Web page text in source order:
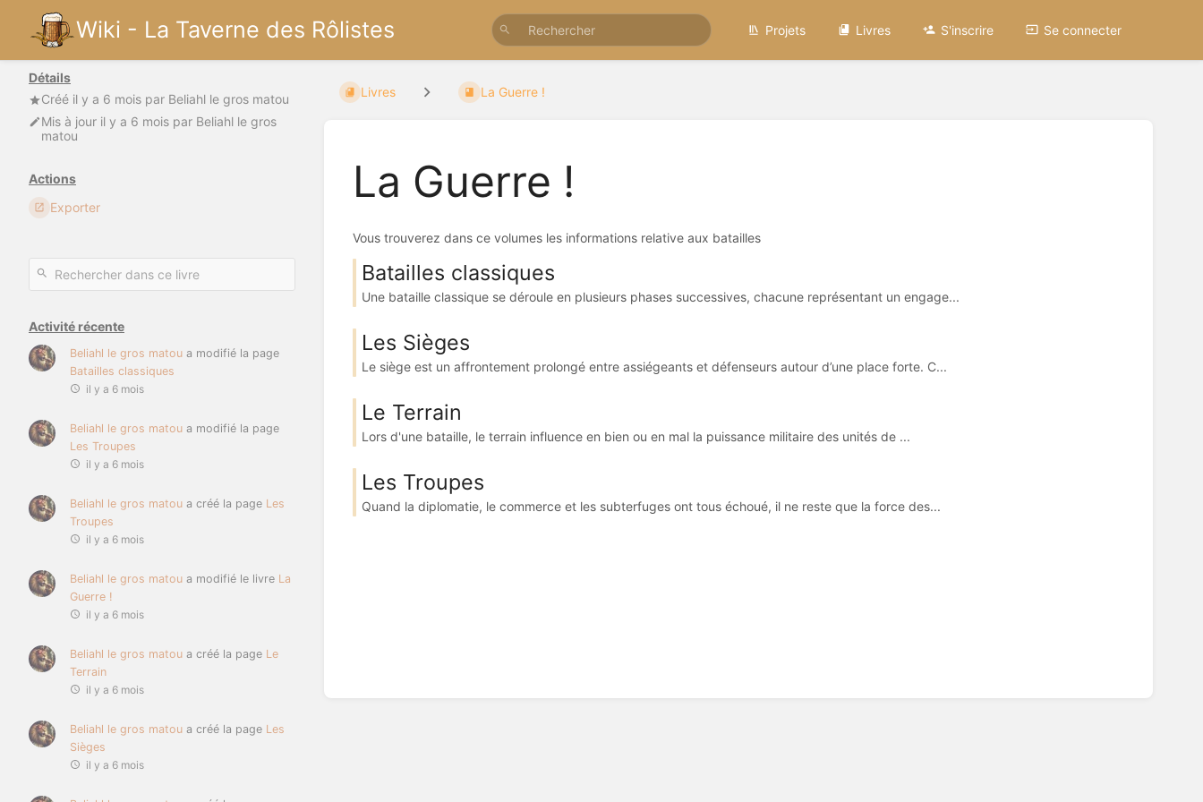
Wiki - La Taverne des Rôlistes Projets Livres S'inscrire Se connecter
Détails
Créé il y a 6 mois par Beliahl le gros matou
Mis à jour il y a 6 mois par Beliahl le gros
matou
Actions
Exporter
Activité récente
Beliahl le gros matou a modifié la page
Batailles classiques
il y a 6 mois
Beliahl le gros matou a modifié la page
Les Troupes
il y a 6 mois
Beliahl le gros matou a créé la page Les
Troupes
il y a 6 mois
Beliahl le gros matou a modifié le livre La
Guerre !
il y a 6 mois
Beliahl le gros matou a créé la page Le
Terrain
il y a 6 mois
Beliahl le gros matou a créé la page Les
Sièges
il y a 6 mois
Livres La Guerre !
La Guerre !
Vous trouverez dans ce volumes les informations relative aux batailles
Batailles classiques
Une bataille classique se déroule en plusieurs phases successives, chacune représentant un engage...
Les Sièges
Le siège est un affrontement prolongé entre assiégeants et défenseurs autour d’une place forte. C...
Le Terrain
Lors d'une bataille, le terrain influence en bien ou en mal la puissance militaire des unités de ...
Les Troupes
Quand la diplomatie, le commerce et les subterfuges ont tous échoué, il ne reste que la force des...